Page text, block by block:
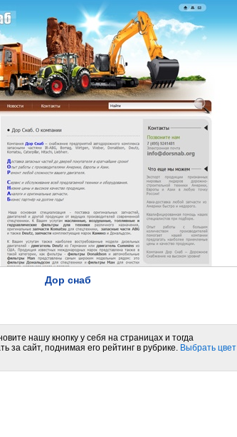
Дор снаб
нашу кнопку у себя на страницах и тогда
за сайт, поднимая его рейтинг в рубрике. Выбрать цвет